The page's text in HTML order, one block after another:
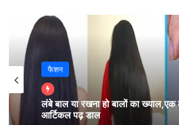
मिथुन – का, की, कू, घ, ङ, छ, के, को, ह
आज आपका मन लोगों से मिलने में ज्यादा
आपके लिए मददगार साबित हो सकते हैं।
और तनाव देगी- लेकिन आर्थिक तौर पर
अचानक आयी ज़िम्मेदारी आपकी दिन की
फैशन
लंबे बाल या रखना हो बालों का ख्याल,एक
आर्टिकल पढ़ डाल